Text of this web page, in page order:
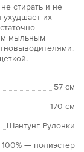
стирать и не
ухудшает их
мыльным
57 см
170 см
Шантунг Рулонки
100% — полиэстер